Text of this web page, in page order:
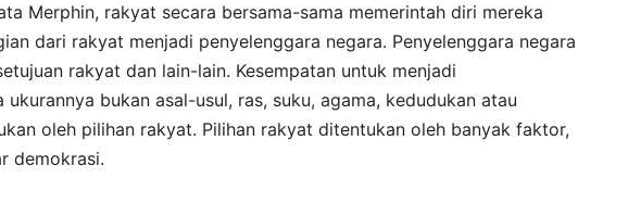
Merphin, rakyat secara bersama-sama memerintah diri mereka
dari rakyat menjadi penyelenggara negara. Penyelenggara negara
rakyat dan lain-lain. Kesempatan untuk menjadi
ukurannya bukan asal-usul, ras, suku, agama, kedudukan atau
oleh pilihan rakyat. Pilihan rakyat ditentukan oleh banyak faktor,
demokrasi.